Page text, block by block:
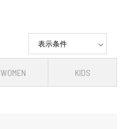
表示条件
WOMEN KIDS